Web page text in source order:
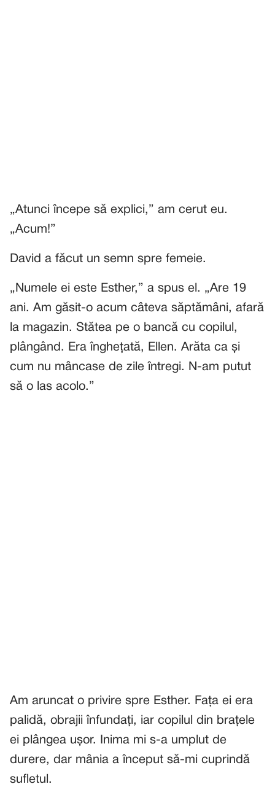
„Atunci începe să explici,” am cerut eu.
„Acum!”
David a făcut un semn spre femeie.
„Numele ei este Esther,” a spus el. „Are 19
ani. Am găsit-o acum câteva săptămâni, afară
la magazin. Stătea pe o bancă cu copilul,
plângând. Era înghețată, Ellen. Arăta ca și
cum nu mâncase de zile întregi. N-am putut
să o las acolo.”
Am aruncat o privire spre Esther. Fața ei era
palidă, obrajii înfundați, iar copilul din brațele
ei plângea ușor. Inima mi s-a umplut de
durere, dar mânia a început să-mi cuprindă
sufletul.